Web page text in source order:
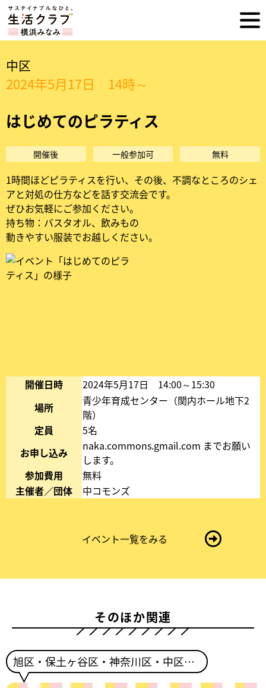
横
浜
み
な
み
生
活
ク
ラ
ブ
め
ピ
ラ
ス
ホ
ー
ム
中区
2024年5月17日 14時～
はじめてのピラティス
開催後 一般参加可 無料
1時間ほどピラティスを行い、その後、不調なところのシェ
アと対処の仕方などを話す交流会です。
ぜひお気軽にご参加ください。
持ち物：バスタオル、飲みもの
動きやすい服装でお越しください。
開催日時
2024年5月17日 14:00～15:30
場所
青少年育成センター（関内ホール地下2
階）
定員
5名
お申し込み
naka.commons.gmail.com までお願い
します。
参加費用
無料
主催者／団体
中コモンズ
イベント一覧をみる
そのほか関連
旭区・保土ヶ谷区・神奈川区・中区・西区・栄区・港南区・金沢区・磯子区・南区・泉区・瀬谷区・戸塚区